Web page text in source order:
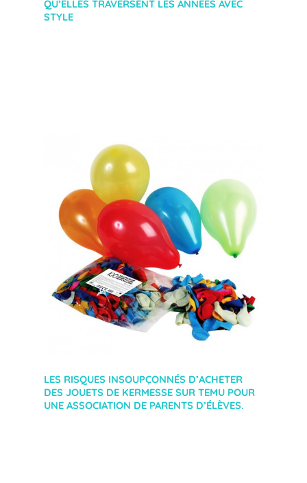
QU’ELLES TRAVERSENT LES ANNÉES AVEC
STYLE
LES RISQUES INSOUPÇONNÉS D’ACHETER
DES JOUETS DE KERMESSE SUR TEMU POUR
UNE ASSOCIATION DE PARENTS D’ÉLÈVES.